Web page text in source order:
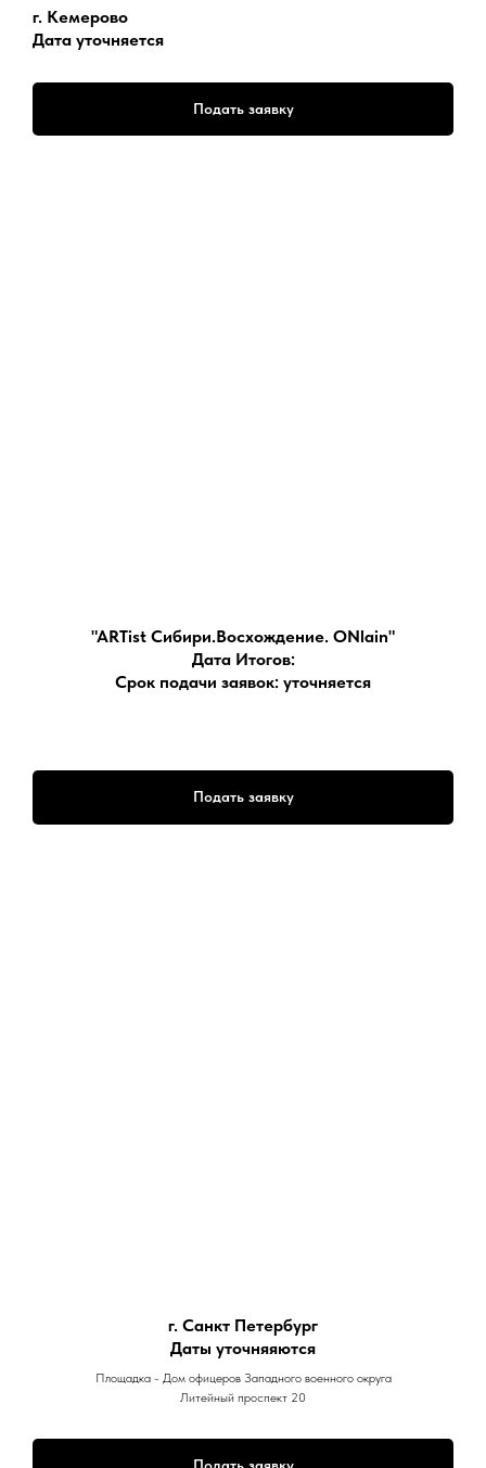
г. Кемерово
Дата уточняется
Подать заявку
"ARTist Сибири.Восхождение. ONlain"
Дата Итогов:
Срок подачи заявок: уточняется
Подать заявку
г. Санкт Петербург
Даты уточняяются
Площадка - Дом офицеров Западного военного округа
Литейный проспект 20
Подать заявку